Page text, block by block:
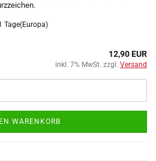
Tage(Europa)
12,90 EUR
inkl. 7% MwSt. zzgl. Versand
WARENKORB